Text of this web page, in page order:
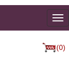
(0)